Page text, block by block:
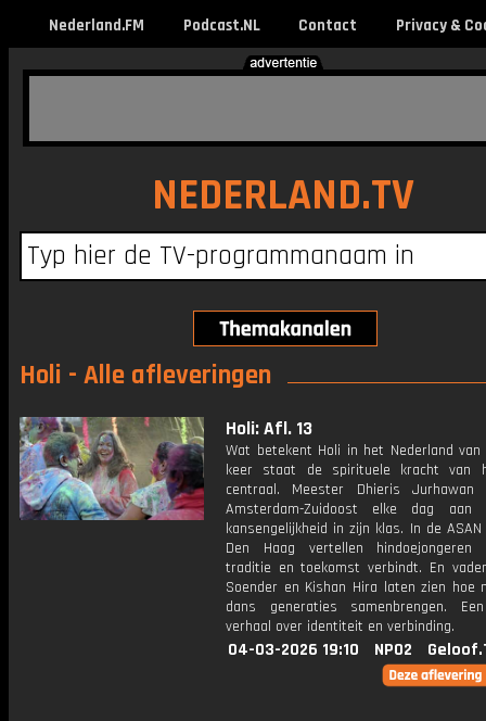
Nederland.FM Podcast.NL Contact Privacy &
NEDERLAND.TV
Holi - Alle afleveringen
Holi: Afl. 13
Wat betekent Holi in het Nederland van
keer staat de spirituele kracht van
centraal. Meester Dhieris
Amsterdam-Zuidoost elke dag aan
kansengelijkheid in zijn klas. In de
Den Haag vertellen
traditie en toekomst verbindt. En
Soender en Kishan Hira laten zien hoe
dans generaties samenbrengen.
verhaal over identiteit en verbinding.
04-03-2026 19:10 NPO2